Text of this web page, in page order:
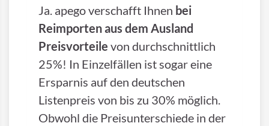
Ja. apego verschafft Ihnen bei
Reimporten aus dem Ausland
Preisvorteile von durchschnittlich
25%! In Einzelfällen ist sogar eine
Ersparnis auf den deutschen
Listenpreis von bis zu 30% möglich.
Obwohl die Preisunterschiede in der